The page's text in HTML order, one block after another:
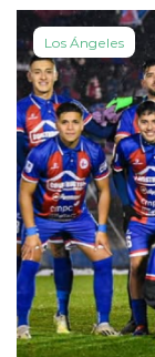
Los Ángeles